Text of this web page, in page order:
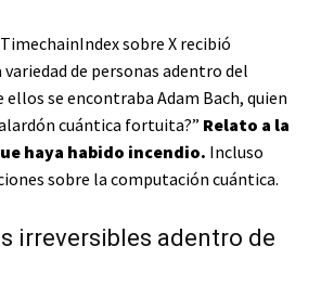
sobre X recibió
variedad de personas adentro del
se encontraba Adam Bach, quien
cuántica fortuita?” Relato a la
haya habido incendio. Incluso
sobre la computación cuántica.
irreversibles adentro de